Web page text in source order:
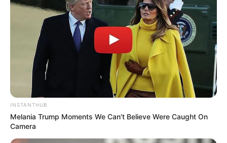
INSTANTHUB
Melania Trump Moments We Can't Believe Were Caught On
Camera